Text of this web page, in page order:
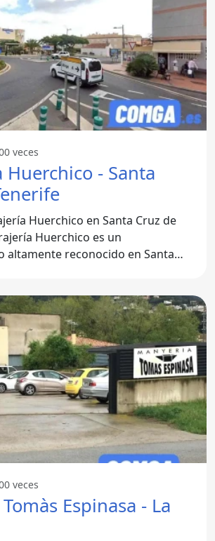
veces
Huerchico - Santa
Huerchico en Santa Cruz de
altamente reconocido en Santa
veces
Espinasa - La